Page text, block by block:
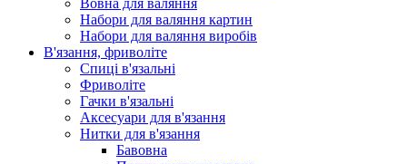
Набори для валяння картин
Набори для валяння виробів
В'язання, фриволіте
Спиці в'язальні
Фриволіте
Гачки в'язальні
Аксесуари для в'язання
Нитки для в'язання
Бавовна